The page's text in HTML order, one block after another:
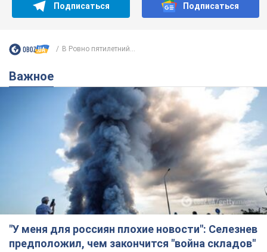
Подписаться Подписаться
В Ровно пятилетний...
Важное
"У меня для россиян плохие новости": Селезнев
предположил, чем закончится "война складов"